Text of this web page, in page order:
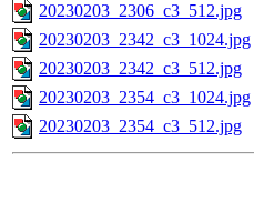
20230203_2306_c3_512.jpg
20230203_2342_c3_1024.jpg
20230203_2342_c3_512.jpg
20230203_2354_c3_1024.jpg
20230203_2354_c3_512.jpg